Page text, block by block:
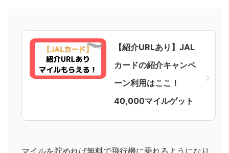
【紹介URLあり】JAL
カードの紹介キャンペ
ーン利用はここ！
40,000マイルゲット